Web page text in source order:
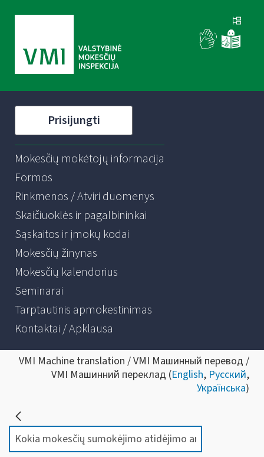
Prisijungti
Mokesčių mokėtojų informacija
Formos
Rinkmenos / Atviri duomenys
Skaičiuoklės ir pagalbininkai
Sąskaitos ir įmokų kodai
Mokesčių žinynas
Mokesčių kalendorius
Seminarai
Tarptautinis apmokestinimas
Kontaktai / Apklausa
VMI Machine translation / VMI Машинный перевод /
VMI Машинний переклад (English, Русский,
Українська)